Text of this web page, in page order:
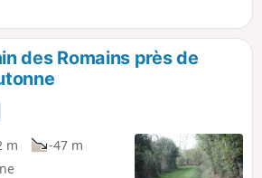
principalement, sur des chemins
la nature. Tout au long de la
régulièrement la Belle et la
qui apportent fraîcheur et douceur
également, quelques traces
des moulins, des lavoirs ou
à l’eau, qui témoignent de l’histoire
circuit varié, mêlant villages, nature
pour une balade ressourçante.
des Romains près de
m
-47 m